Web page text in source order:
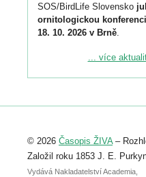
SOS/BirdLife Slovensko
ornitologickou
18. 10. 2026 v Brně.
Podrobnější informace ke
Registrovat se můžete do
abstraktu přihlášené
posteru je už 30. června.
... více
© 2026 Časopis ŽIVA–
Založil roku 1853 J. E.
Vydává Nakladatelství Academia,